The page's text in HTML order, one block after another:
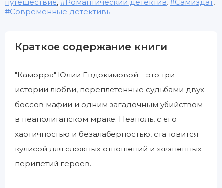
путешествие, Романтический детектив, Самиздат,
Современные детективы
Краткое содержание книги
"Каморра" Юлии Евдокимовой – это три
истории любви, переплетенные судьбами двух
боссов мафии и одним загадочным убийством
в неаполитанском мраке. Неаполь, с его
хаотичностью и безалаберностью, становится
кулисой для сложных отношений и жизненных
перипетий героев.